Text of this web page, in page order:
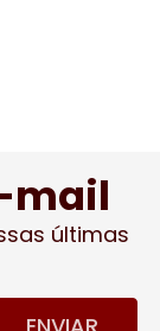
mail
últimas